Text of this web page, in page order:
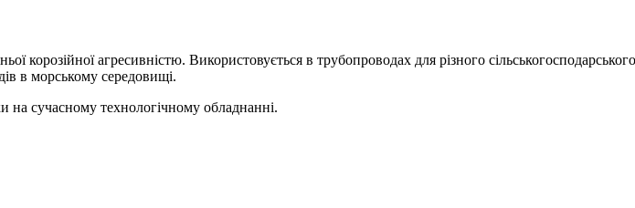
корозійної агресивністю. Використовується в трубопроводах для різного
в морському середовищі.
на сучасному технологічному обладнанні.